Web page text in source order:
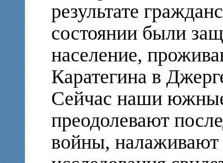
результате
состоянии были
население,
Каратегина в
Сейчас наши
преодолевают
войны,